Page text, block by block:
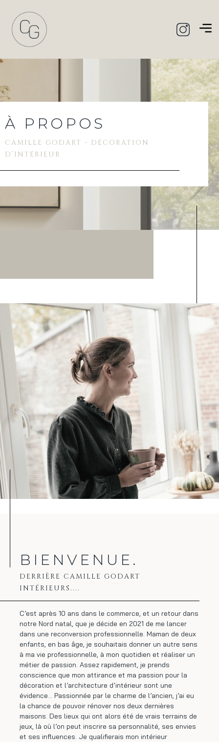
À PROPOS
CAMILLE GODART - DÉCORATION
D’INTÉRIEUR
BIENVENUE.
DERRIÈRE CAMILLE GODART
INTÉRIEURS....
C’est après 10 ans dans le commerce, et un retour dans
notre Nord natal, que je décide en 2021 de me lancer
dans une reconversion professionnelle. Maman de deux
enfants, en bas âge, je souhaitais donner un autre sens
à ma vie professionnelle, à mon quotidien et réaliser un
métier de passion. Assez rapidement, je prends
conscience que mon attirance et ma passion pour la
décoration et l’architecture d’intérieur sont une
évidence… Passionnée par le charme de l’ancien, j’ai eu
la chance de pouvoir rénover nos deux dernières
maisons. Des lieux qui ont alors été de vrais terrains de
jeux, là où l’on peut inscrire sa personnalité, ses envies
et ses influences. Je qualifierais mon intérieur